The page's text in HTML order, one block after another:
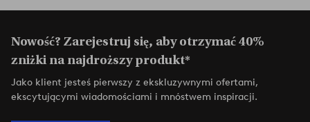
Nowość? Zarejestruj się, aby otrzymać 40%
zniżki na najdroższy produkt*
Jako klient jesteś pierwszy z ekskluzywnymi ofertami,
ekscytującymi wiadomościami i mnóstwem inspiracji.